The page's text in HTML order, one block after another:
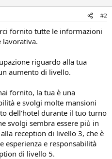
#2
fornito tutte le informazioni
lavorativa.
riguardo alla tua
aumento di livello.
fornito, la tua è una
e svolgi molte mansioni
dell'hotel durante il tuo turno
svolgi sembra essere più in
reception di livello 3, che è
esperienza e responsabilità
di livello 5.